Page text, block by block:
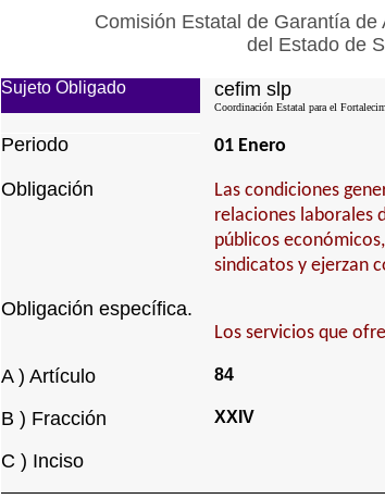
Comisión Estatal de Garantía
del Estado de
Sujeto Obligado cefim slp
Coordinación Estatal para el
Periodo 01 Enero
Obligación
Las condiciones
relaciones laborales
públicos
sindicatos y ejerzan
Obligación específica.
Los servicios que
A ) Artículo 84
B ) Fracción XXIV
C ) Inciso